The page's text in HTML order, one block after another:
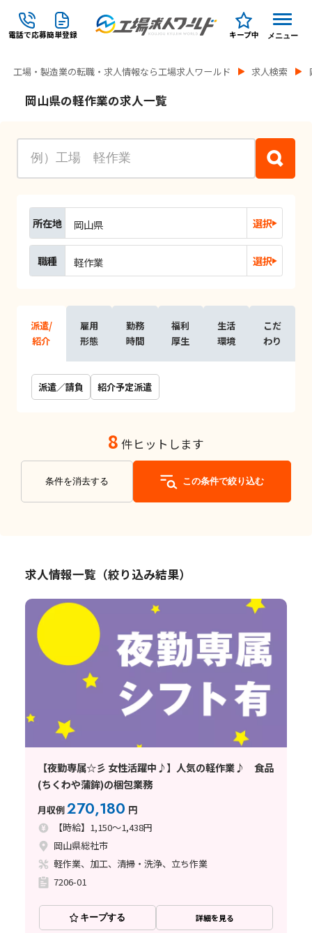
電話で応募簡単登録 キープ中 メニュー
工場・製造業の転職・求人情報なら工場求人ワールド 求人検索
岡山県の軽作業の求人一覧
所在地 岡山県 選択
職種 軽作業 選択
派遣/
紹介
雇用
形態
勤務
時間
福利
厚生
生活
環境
こだ
わり
派遣／請負 紹介予定派遣
8 件ヒットします
条件を消去する この条件で絞り込む
求人情報一覧（絞り込み結果）
【夜勤専属☆彡 女性活躍中♪】人気の軽作業♪ 食品
(ちくわや蒲鉾)の梱包業務
月収例270,180 円
【時給】1,150～1,438円
岡山県総社市
軽作業、加工、清掃・洗浄、立ち作業
7206-01
キープする 詳細を見る